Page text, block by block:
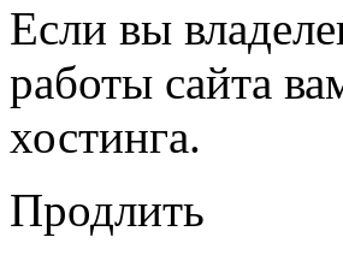
Если вы
работы сайта
хостинга.
Продлить